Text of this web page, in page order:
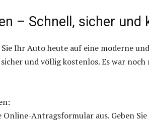
– Schnell, sicher und
Ihr Auto heute auf eine moderne
und völlig kostenlos. Es war
Online-Antragsformular aus. Geben